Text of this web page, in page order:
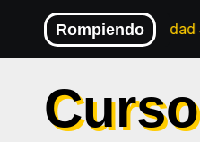
contenido
Rompiendo
de la Seguridad Social